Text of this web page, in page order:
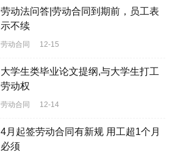
劳动法问答|劳动合同到期前，员工表
示不续
劳动合同 12-15
大学生类毕业论文提纲,与大学生打工
劳动权
劳动合同 12-14
4月起签劳动合同有新规 用工超1个月
必须